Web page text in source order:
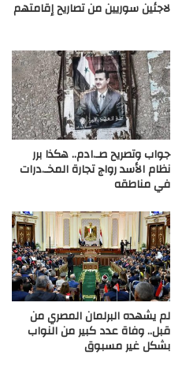
لاجئين سوريين من تصاريح إقامتهم
جواب وتصريح صـ.ادم.. هكذا برر
نظام الأسد رواج تجارة المخـ.درات
في مناطقه
لم يشهده البرلمان المصري من
قبل.. وفاة عدد كبير من النواب
بشكل غير مسبوق